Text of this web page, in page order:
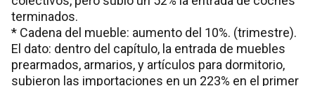
terminados.
* Cadena del mueble: aumento del 10%. (trimestre).
El dato: dentro del capítulo, la entrada de muebles
prearmados, armarios, y artículos para dormitorio,
subieron las importaciones en un 223% en el primer